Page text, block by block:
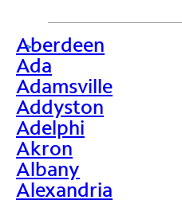
>
Aberdeen
Ada
Adamsville
Addyston
Adelphi
Akron
Albany
Alexandria